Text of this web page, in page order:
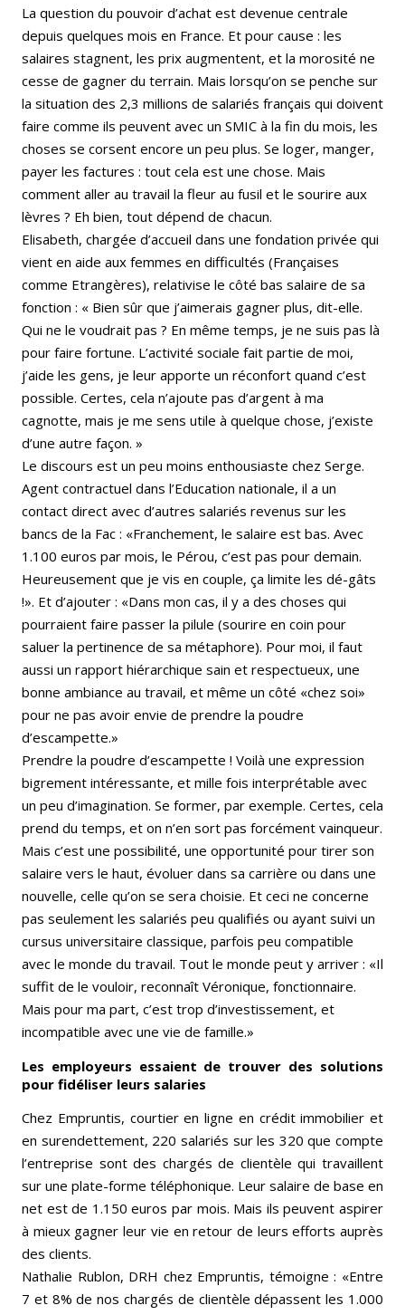
La question du pouvoir d’achat est devenue centrale
depuis quelques mois en France. Et pour cause : les
salaires stagnent, les prix augmentent, et la morosité ne
cesse de gagner du terrain. Mais lorsqu’on se penche sur
la situation des 2,3 millions de salariés français qui doivent
faire comme ils peuvent avec un SMIC à la fin du mois, les
choses se corsent encore un peu plus. Se loger, manger,
payer les factures : tout cela est une chose. Mais
comment aller au travail la fleur au fusil et le sourire aux
lèvres ? Eh bien, tout dépend de chacun.
Elisabeth, chargée d’accueil dans une fondation privée qui
vient en aide aux femmes en difficultés (Françaises
comme Etrangères), relativise le côté bas salaire de sa
fonction : « Bien sûr que j’aimerais gagner plus, dit-elle.
Qui ne le voudrait pas ? En même temps, je ne suis pas là
pour faire fortune. L’activité sociale fait partie de moi,
j’aide les gens, je leur apporte un réconfort quand c’est
possible. Certes, cela n’ajoute pas d’argent à ma
cagnotte, mais je me sens utile à quelque chose, j’existe
d’une autre façon. »
Le discours est un peu moins enthousiaste chez Serge.
Agent contractuel dans l’Education nationale, il a un
contact direct avec d’autres salariés revenus sur les
bancs de la Fac : «Franchement, le salaire est bas. Avec
1.100 euros par mois, le Pérou, c’est pas pour demain.
Heureusement que je vis en couple, ça limite les dé-gâts
!». Et d’ajouter : «Dans mon cas, il y a des choses qui
pourraient faire passer la pilule (sourire en coin pour
saluer la pertinence de sa métaphore). Pour moi, il faut
aussi un rapport hiérarchique sain et respectueux, une
bonne ambiance au travail, et même un côté «chez soi»
pour ne pas avoir envie de prendre la poudre
d’escampette.»
Prendre la poudre d’escampette ! Voilà une expression
bigrement intéressante, et mille fois interprétable avec
un peu d’imagination. Se former, par exemple. Certes, cela
prend du temps, et on n’en sort pas forcément vainqueur.
Mais c’est une possibilité, une opportunité pour tirer son
salaire vers le haut, évoluer dans sa carrière ou dans une
nouvelle, celle qu’on se sera choisie. Et ceci ne concerne
pas seulement les salariés peu qualifiés ou ayant suivi un
cursus universitaire classique, parfois peu compatible
avec le monde du travail. Tout le monde peut y arriver : «Il
suffit de le vouloir, reconnaît Véronique, fonctionnaire.
Mais pour ma part, c’est trop d’investissement, et
incompatible avec une vie de famille.»
Les employeurs essaient de trouver des solutions
pour fidéliser leurs salaries
Chez Empruntis, courtier en ligne en crédit immobilier et
en surendettement, 220 salariés sur les 320 que compte
l’entreprise sont des chargés de clientèle qui travaillent
sur une plate-forme téléphonique. Leur salaire de base en
net est de 1.150 euros par mois. Mais ils peuvent aspirer
à mieux gagner leur vie en retour de leurs efforts auprès
des clients.
Nathalie Rublon, DRH chez Empruntis, témoigne : «Entre
7 et 8% de nos chargés de clientèle dépassent les 1.000